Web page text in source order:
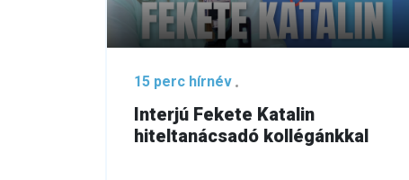
15 perc hírnév
Interjú Fekete Katalin
hiteltanácsadó kollégánkkal